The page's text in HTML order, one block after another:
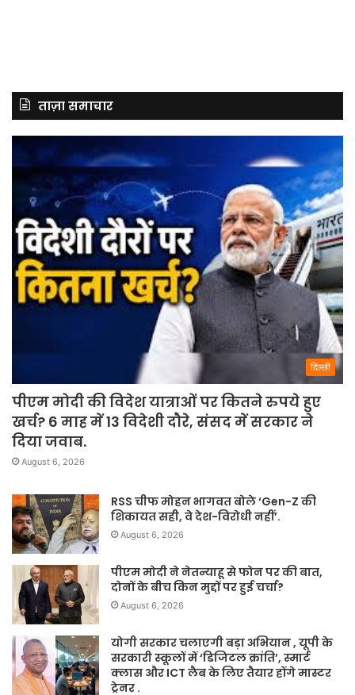
ताज़ा समाचार
दिल्ली
पीएम मोदी की विदेश यात्राओं पर कितने रुपये हुए
खर्च? 6 माह में 13 विदेशी दौरे, संसद में सरकार ने
दिया जवाब.
August 6, 2026
RSS चीफ मोहन भागवत बोले ‘Gen-Z की
शिकायत सही, वे देश-विरोधी नहीं’.
August 6, 2026
पीएम मोदी ने नेतन्याहू से फोन पर की बात,
दोनों के बीच किन मुद्दों पर हुई चर्चा?
August 6, 2026
योगी सरकार चलाएगी बड़ा अभियान , यूपी के
सरकारी स्कूलों में ‘डिजिटल क्रांति’, स्मार्ट
क्लास और ICT लैब के लिए तैयार होंगे मास्टर
ट्रेनर .